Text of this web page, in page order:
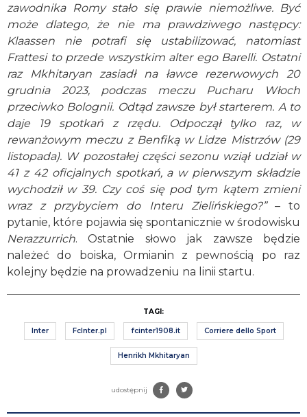
zawodnika Romy stało się prawie niemożliwe. Być
może dlatego, że nie ma prawdziwego następcy:
Klaassen nie potrafi się ustabilizować, natomiast
Frattesi to przede wszystkim alter ego Barelli. Ostatni
raz Mkhitaryan zasiadł na ławce rezerwowych 20
grudnia 2023, podczas meczu Pucharu Włoch
przeciwko Bolognii. Odtąd zawsze był starterem. A to
daje 19 spotkań z rzędu. Odpoczął tylko raz, w
rewanżowym meczu z Benfiką w Lidze Mistrzów (29
listopada). W pozostałej części sezonu wziął udział w
41 z 42 oficjalnych spotkań, a w pierwszym składzie
wychodził w 39. Czy coś się pod tym kątem zmieni
wraz z przybyciem do Interu Zielińskiego?”– to
pytanie, które pojawia się spontanicznie w środowisku
Nerazzurrich. Ostatnie słowo jak zawsze będzie
należeć do boiska, Ormianin z pewnością po raz
kolejny będzie na prowadzeniu na linii startu.
TAGI:
Inter FcInter.pl fcinter1908.it Corriere dello Sport
Henrikh Mkhitaryan
udostępnij